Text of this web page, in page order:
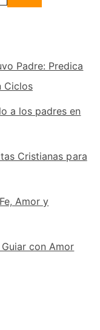
Padre: Predica
Ciclos
a los padres en
Cristianas para
Amor y
con Amor